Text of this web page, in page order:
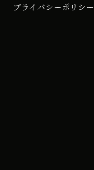
プライバシーポリシー